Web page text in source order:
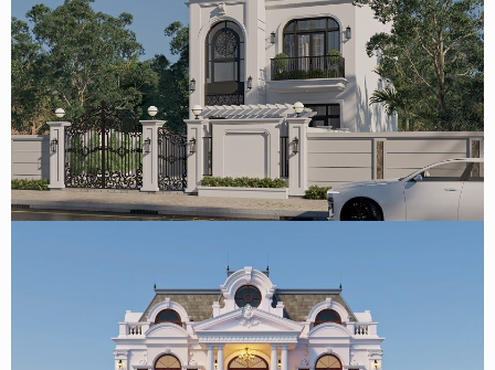
Mẫu thiết kế biệt thự tân cổ điển 3 tầng 189m2 tại Ninh
Bình